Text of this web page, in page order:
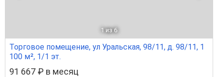
1 из 6
Торговое помещение, ул Уральская, 98/11, д. 98/11, 1
100 м², 1/1 эт.
91 667 ₽ в месяц